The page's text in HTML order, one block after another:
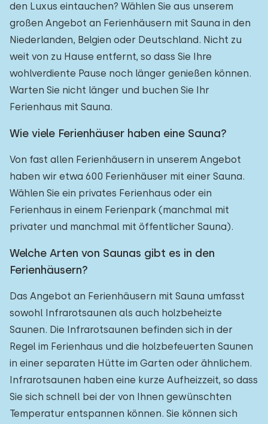
den Luxus eintauchen? Wählen Sie aus unserem
großen Angebot an Ferienhäusern mit Sauna in den
Niederlanden, Belgien oder Deutschland. Nicht zu
weit von zu Hause entfernt, so dass Sie Ihre
wohlverdiente Pause noch länger genießen können.
Warten Sie nicht länger und buchen Sie Ihr
Ferienhaus mit Sauna.
Wie viele Ferienhäuser haben eine Sauna?
Von fast allen Ferienhäusern in unserem Angebot
haben wir etwa 600 Ferienhäuser mit einer Sauna.
Wählen Sie ein privates Ferienhaus oder ein
Ferienhaus in einem Ferienpark (manchmal mit
privater und manchmal mit öffentlicher Sauna).
Welche Arten von Saunas gibt es in den
Ferienhäusern?
Das Angebot an Ferienhäusern mit Sauna umfasst
sowohl Infrarotsaunen als auch holzbeheizte
Saunen. Die Infrarotsaunen befinden sich in der
Regel im Ferienhaus und die holzbefeuerten Saunen
in einer separaten Hütte im Garten oder ähnlichem.
Infrarotsaunen haben eine kurze Aufheizzeit, so dass
Sie sich schnell bei der von Ihnen gewünschten
Temperatur entspannen können. Sie können sich